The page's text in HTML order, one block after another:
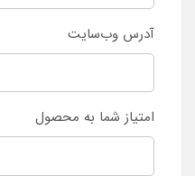
آدرس وب‌سایت
امتیاز شما به محصول